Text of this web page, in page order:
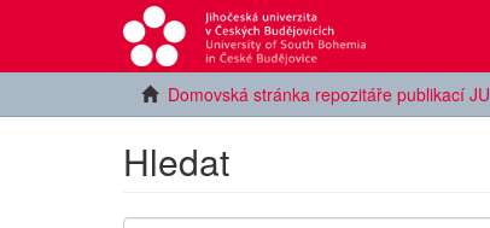
Domovská stránka repozitáře publikací JU
Hledat